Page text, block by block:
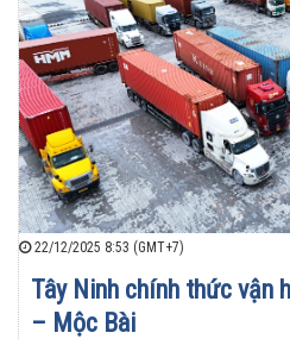
22/12/2025 8:53 (GMT+7)
Tây Ninh chính thức vận
– Mộc Bài